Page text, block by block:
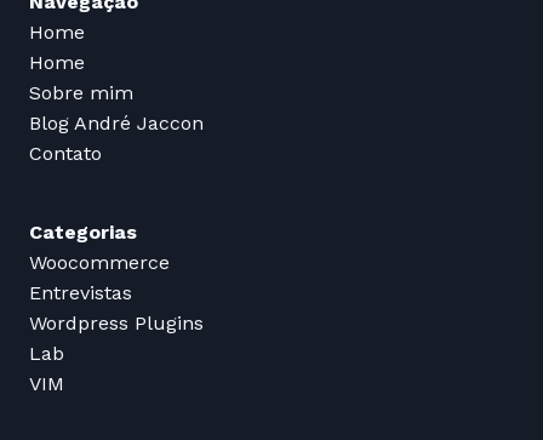
Home
Home
Sobre mim
Blog André Jaccon
Contato
Categorias
Woocommerce
Entrevistas
Wordpress Plugins
Lab
VIM